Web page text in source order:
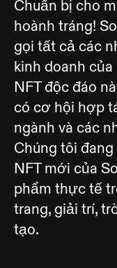
Chuẩn bị cho
hoành tráng!
gọi tất cả các
kinh doanh
NFT độc đáo
có cơ hội hợp
ngành và các
Chúng tôi
NFT mới của
phẩm thực tế
trang, giải trí,
tạo.